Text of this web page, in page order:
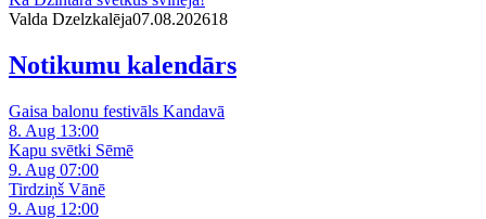
Valda Dzelzkalēja07.08.202618
Notikumu kalendārs
Gaisa balonu festivāls Kandavā
8. Aug 13:00
Kapu svētki Sēmē
9. Aug 07:00
Tirdziņš Vānē
9. Aug 12:00